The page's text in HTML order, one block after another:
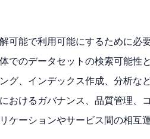
可能で利用可能にするために必
でのデータセットの検索可能性
グ、インデックス作成、分析な
おけるガバナンス、品質管理、
ケーションやサービス間の相互